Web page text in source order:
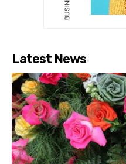
Latest News